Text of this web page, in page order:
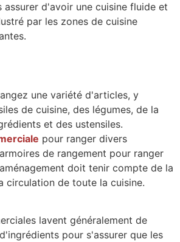
assurer d'avoir une cuisine fluide et
par les zones de cuisine
une variété d'articles, y
de cuisine, des légumes, de la
et des ustensiles.
pour ranger divers
de rangement pour ranger
doit tenir compte de la
circulation de toute la cuisine.
lavent généralement de
pour s'assurer que les